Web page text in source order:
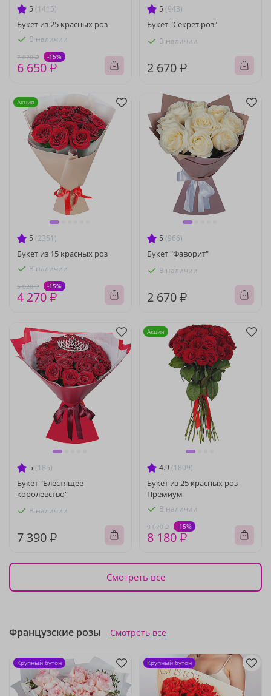
5 (1415)
Букет из 25 красных роз
В наличии
7 820 ₽ -15%
6 650 ₽
5 (943)
Букет "Секрет роз"
В наличии
2 670 ₽
5 (2351)
Букет из 15 красных роз
В наличии
5 020 ₽ -15%
4 270 ₽
Акция
5 (966)
Букет "Фаворит"
В наличии
2 670 ₽
5 (185)
Букет "Блестящее
королевство"
В наличии
7 390 ₽
4.9 (1809)
Букет из 25 красных роз
Премиум
В наличии
9 620 ₽ -15%
8 180 ₽
Акция
Смотреть все
Французские розы Смотреть все
Крупный бутон Крупный бутон